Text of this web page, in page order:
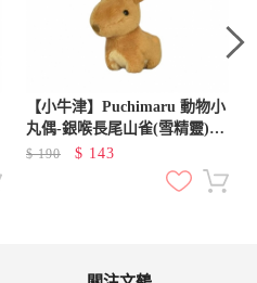
【小牛津】Puchimaru 動物小
丸偶-銀喉長尾山雀(雪精靈)~
日本超人氣絨毛小吊飾
$190 $ 143